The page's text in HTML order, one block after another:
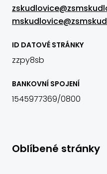
ID DATOVÉ STRÁNKY
zzpy8sb
BANKOVNÍ SPOJENÍ
1545977369/0800
Oblíbené stránky